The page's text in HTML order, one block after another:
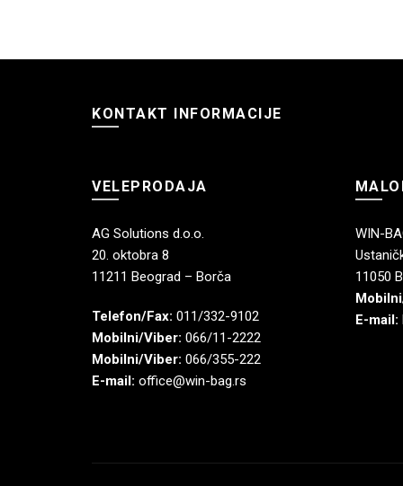
KONTAKT INFORMACIJE
VELEPRODAJA
AG Solutions d.o.o.
20. oktobra 8
11211 Beograd – Borča
Telefon/Fax: 011/332-9102
Mobilni/Viber: 066/11-2222
Mobilni/Viber: 066/355-222
E-mail: office@win-bag.rs
WIN-
11050
E-mail: